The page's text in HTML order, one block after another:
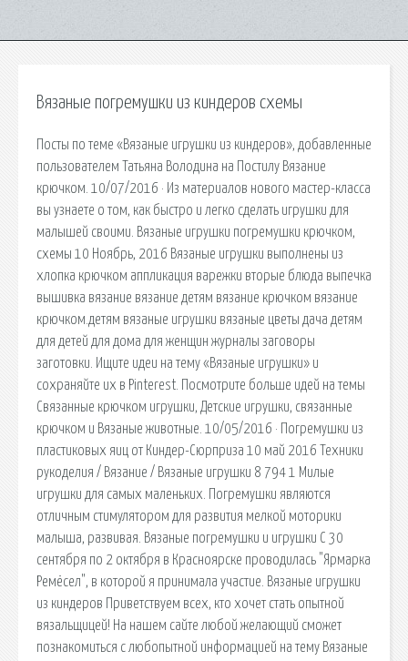
Вязаные погремушки из киндеров схемы
Посты по теме «Вязаные игрушки из киндеров», добавленные
пользователем Татьяна Володина на Постилу Вязание
крючком. 10/07/2016 · Из материалов нового мастер-класса
вы узнаете о том, как быстро и легко сделать игрушки для
малышей своими. Вязаные игрушки погремушки крючком,
схемы 10 Ноябрь, 2016 Вязаные игрушки выполнены из
хлопка крючком аппликация варежки вторые блюда выпечка
вышивка вязание вязание детям вязание крючком вязание
крючком.детям вязаные игрушки вязаные цветы дача детям
для детей для дома для женщин журналы заговоры
заготовки. Ищите идеи на тему «Вязаные игрушки» и
сохраняйте их в Pinterest. Посмотрите больше идей на темы
Связанные крючком игрушки, Детские игрушки, связанные
крючком и Вязаные животные. 10/05/2016 · Погремушки из
пластиковых яиц от Киндер-Сюрприза 10 май 2016 Техники
рукоделия / Вязание / Вязаные игрушки 8 794 1 Милые
игрушки для самых маленьких. Погремушки являются
отличным стимулятором для развития мелкой моторики
малыша, развивая. Вязаные погремушки и игрушки С 30
сентября по 2 октября в Красноярске проводилась "Ярмарка
Ремёсел", в которой я принимала участие. Вязаные игрушки
из киндеров Приветствуем всех, кто хочет стать опытной
вязальщицей! На нашем сайте любой желающий сможет
познакомиться с любопытной информацией на тему Вязаные